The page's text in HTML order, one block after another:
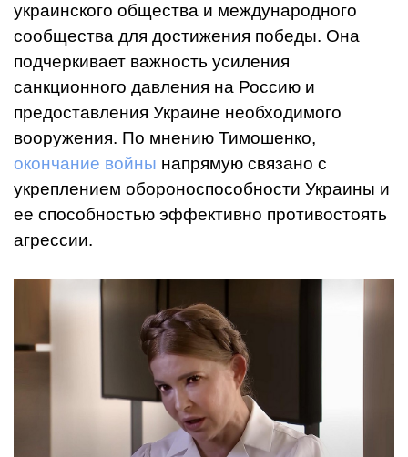
украинского общества и международного
сообщества для достижения победы. Она
подчеркивает важность усиления
санкционного давления на Россию и
предоставления Украине необходимого
вооружения. По мнению Тимошенко,
окончание войны напрямую связано с
укреплением обороноспособности Украины и
ее способностью эффективно противостоять
агрессии.